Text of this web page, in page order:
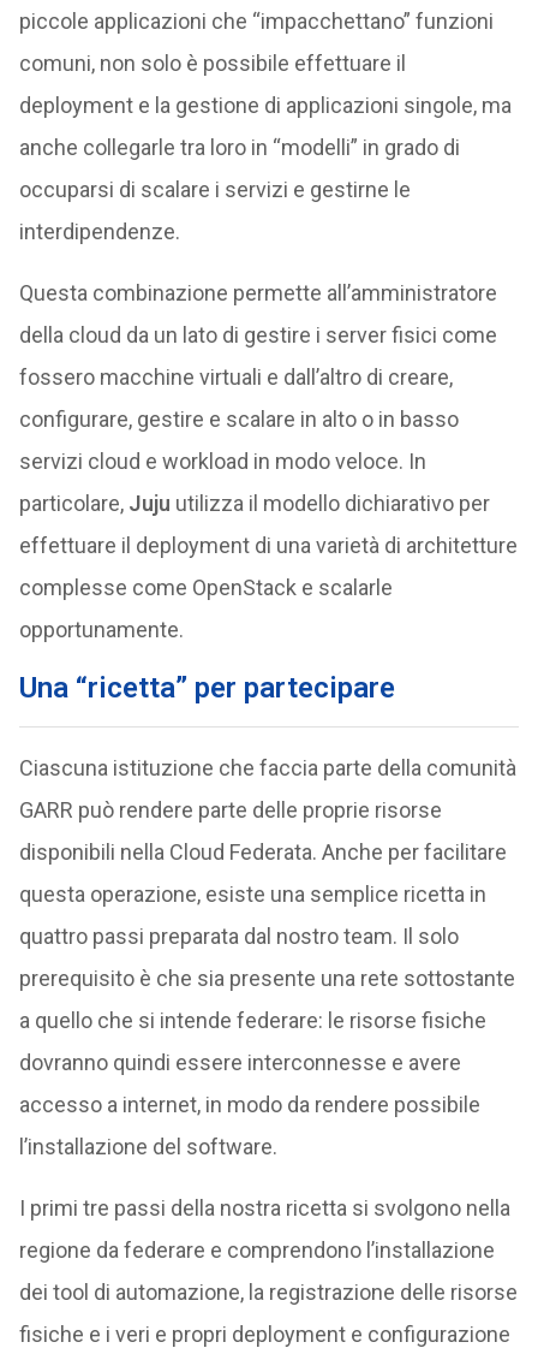
piccole applicazioni che “impacchettano” funzioni
comuni, non solo è possibile effettuare il
deployment e la gestione di applicazioni singole, ma
anche collegarle tra loro in “modelli” in grado di
occuparsi di scalare i servizi e gestirne le
interdipendenze.
Questa combinazione permette all’amministratore
della cloud da un lato di gestire i server fisici come
fossero macchine virtuali e dall’altro di creare,
configurare, gestire e scalare in alto o in basso
servizi cloud e workload in modo veloce. In
particolare, Juju utilizza il modello dichiarativo per
effettuare il deployment di una varietà di architetture
complesse come OpenStack e scalarle
opportunamente.
Una “ricetta” per partecipare
Ciascuna istituzione che faccia parte della comunità
GARR può rendere parte delle proprie risorse
disponibili nella Cloud Federata. Anche per facilitare
questa operazione, esiste una semplice ricetta in
quattro passi preparata dal nostro team. Il solo
prerequisito è che sia presente una rete sottostante
a quello che si intende federare: le risorse fisiche
dovranno quindi essere interconnesse e avere
accesso a internet, in modo da rendere possibile
l’installazione del software.
I primi tre passi della nostra ricetta si svolgono nella
regione da federare e comprendono l’installazione
dei tool di automazione, la registrazione delle risorse
fisiche e i veri e propri deployment e configurazione